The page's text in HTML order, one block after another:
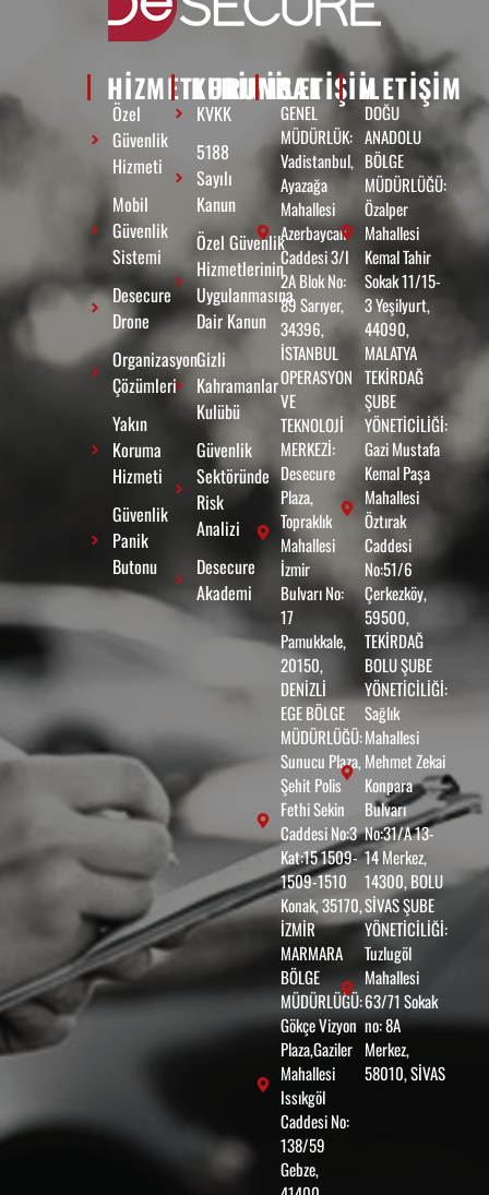
HİZMETLERİMİZ
Özel
Güvenlik
Hizmeti
Mobil
Güvenlik
Sistemi
Desecure
Drone
Organizasyon
Çözümleri
Yakın
Koruma
Hizmeti
Güvenlik
Panik
Butonu
KURUMSAL
KVKK
5188
Sayılı
Kanun
Özel Güvenlik
Hizmetlerinin
Uygulanmasına
Dair Kanun
Gizli
Kahramanlar
Kulübü
Güvenlik
Sektöründe
Risk
Analizi
Desecure
Akademi
ILETIŞIM
GENEL
MÜDÜRLÜK:
Vadistanbul,
Ayazağa
Mahallesi
Azerbaycan
Caddesi 3/I
2A Blok No:
89 Sarıyer,
34396,
İSTANBUL
OPERASYON
VE
TEKNOLOJİ
MERKEZİ:
Desecure
Plaza,
Topraklık
Mahallesi
İzmir
Bulvarı No:
17
Pamukkale,
20150,
DENİZLİ
EGE BÖLGE
MÜDÜRLÜĞÜ:
Sunucu Plaza,
Şehit Polis
Fethi Sekin
Caddesi No:3
Kat:15 1509-
1509-1510
Konak, 35170,
İZMİR
MARMARA
BÖLGE
MÜDÜRLÜĞÜ:
Gökçe Vizyon
Plaza,Gaziler
Mahallesi
Issıkgöl
Caddesi No:
138/59
Gebze,
ILETIŞIM
DOĞU
ANADOLU
BÖLGE
MÜDÜRLÜĞÜ:
Özalper
Mahallesi
Kemal Tahir
Sokak 11/15-
3 Yeşilyurt,
44090,
MALATYA
TEKİRDAĞ
ŞUBE
YÖNETİCİLİĞİ:
Gazi Mustafa
Kemal Paşa
Mahallesi
Öztırak
Caddesi
No:51/6
Çerkezköy,
59500,
TEKİRDAĞ
BOLU ŞUBE
YÖNETİCİLİĞİ:
Sağlık
Mahallesi
Mehmet Zekai
Konpara
Bulvarı
No:31/A 13-
14 Merkez,
14300, BOLU
SİVAS ŞUBE
YÖNETİCİLİĞİ:
Tuzlugöl
Mahallesi
63/71 Sokak
no: 8A
Merkez,
58010, SİVAS